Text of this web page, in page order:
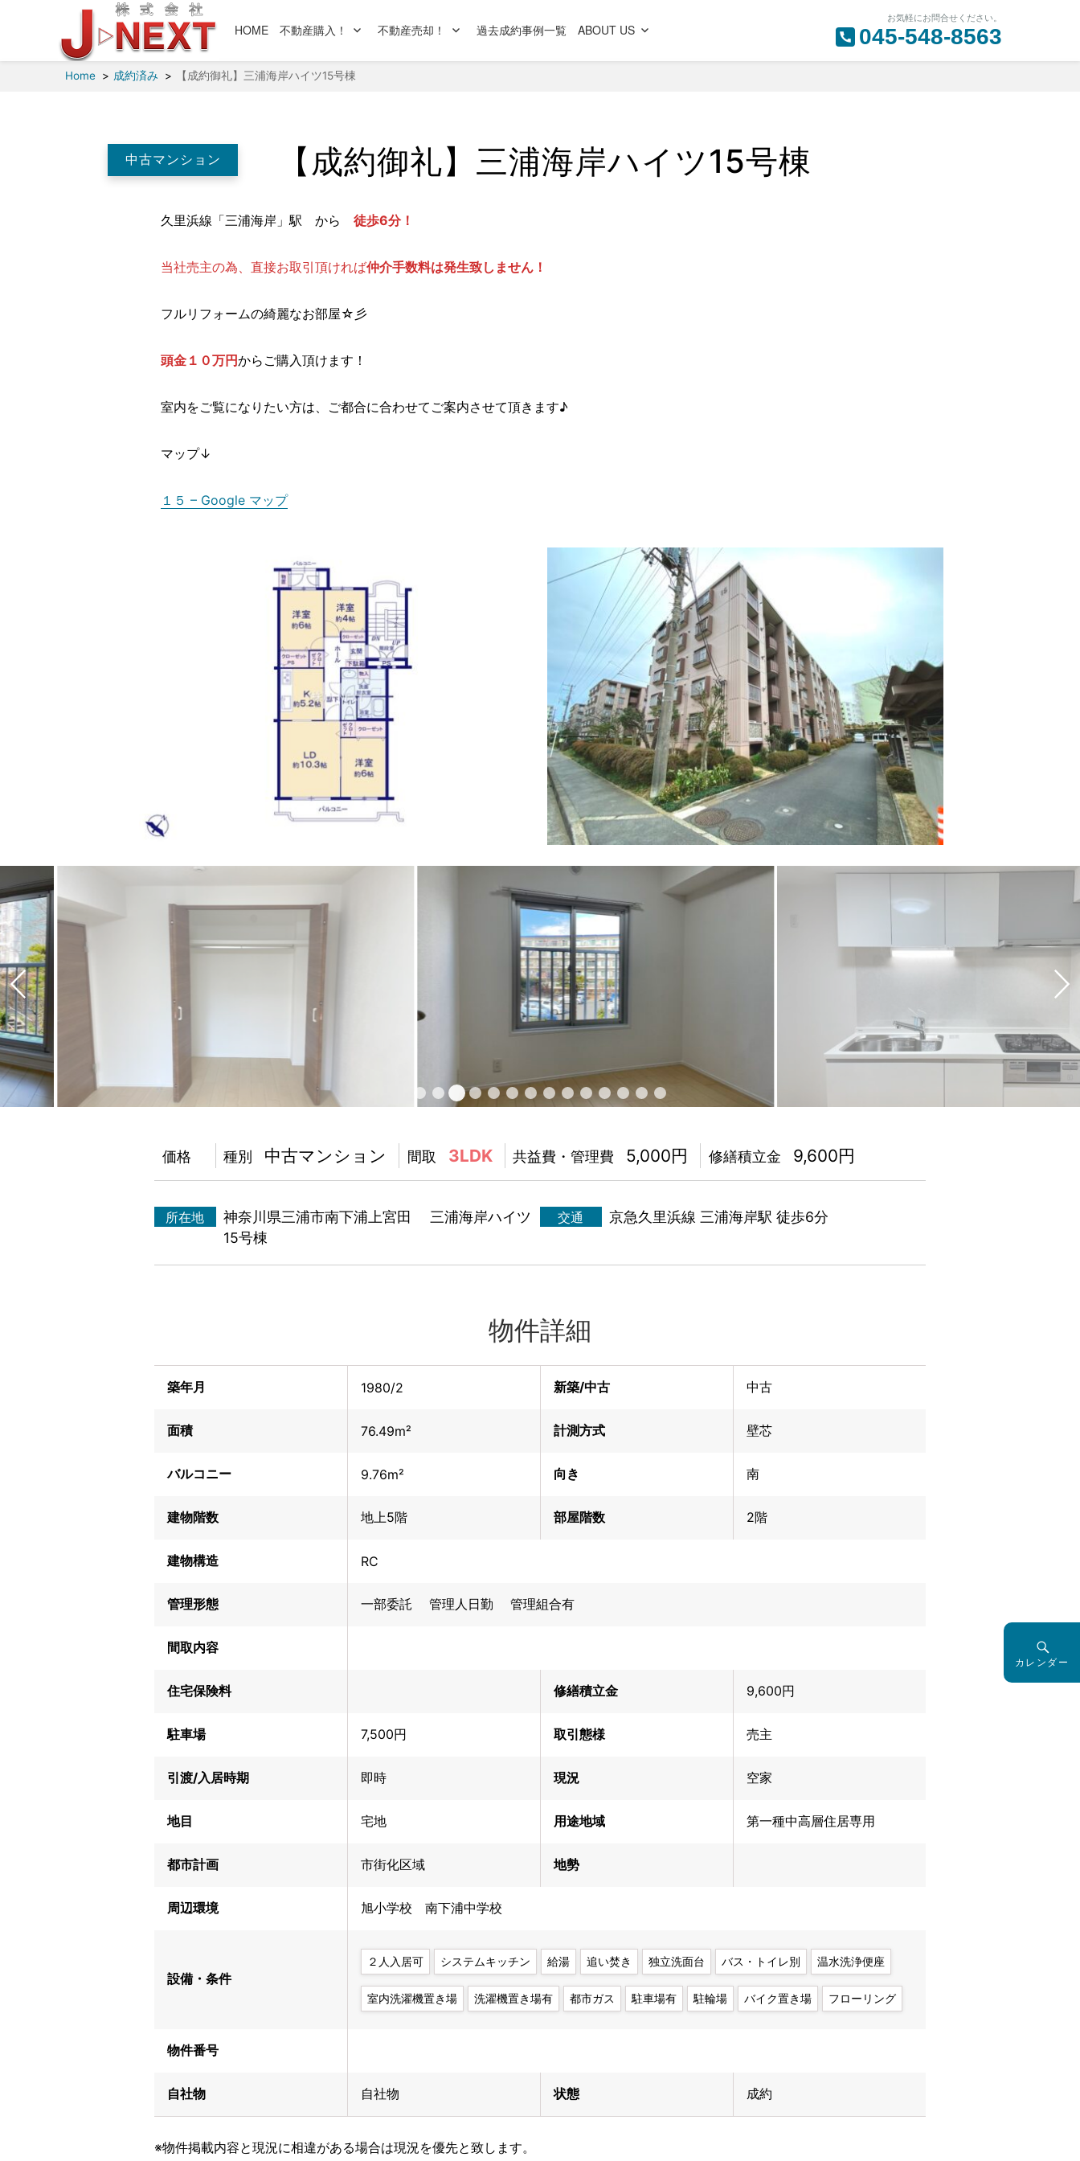
HOME 不動産購入！ 不動産売却！ 過去成約事例一覧 ABOUT US
お気軽にお問合せください。
045-548-8563
Home 成約済み 【成約御礼】三浦海岸ハイツ15号棟
中古マンション 【成約御礼】三浦海岸ハイツ15号棟
久里浜線「三浦海岸」駅 から 徒歩6分！
当社売主の為、直接お取引頂ければ仲介手数料は発生致しません！
フルリフォームの綺麗なお部屋☆彡
頭金１０万円からご購入頂けます！
室内をご覧になりたい方は、ご都合に合わせてご案内させて頂きます♪
マップ↓
１５ – Google マップ
価格 種別 中古マンション 間取 3LDK 共益費・管理費 5,000円 修繕積立金 9,600円
所在地
神奈川県三浦市南下浦上宮田 三浦海岸ハイツ
15号棟
交通 京急久里浜線 三浦海岸駅 徒歩6分
物件詳細
築年月 1980/2 新築/中古 中古
面積 76.49m² 計測方式 壁芯
バルコニー 9.76m² 向き 南
建物階数 地上5階 部屋階数 2階
建物構造 RC
管理形態 一部委託 管理人日勤 管理組合有
間取内容
住宅保険料 修繕積立金 9,600円
駐車場 7,500円 取引態様 売主
引渡/入居時期 即時 現況 空家
地目 宅地 用途地域 第一種中高層住居専用
都市計画 市街化区域 地勢
周辺環境 旭小学校 南下浦中学校
設備・条件
２人入居可 システムキッチン 給湯 追い焚き 独立洗面台 バス・トイレ別 温水洗浄便座
室内洗濯機置き場 洗濯機置き場有 都市ガス 駐車場有 駐輪場 バイク置き場 フローリング
物件番号
自社物 自社物 状態 成約
※物件掲載内容と現況に相違がある場合は現況を優先と致します。
カレンダー